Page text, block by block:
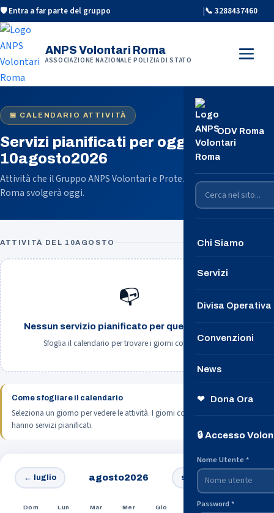
🛡️ Entra a far parte del gruppo |📞 3288437460
ANPS Volontari Roma
ASSOCIAZIONE NAZIONALE POLIZIA DI STATO
ODV Roma
Chi Siamo
Conosciamoci
→ Unisciti a
Servizi
Divisa Operativa
Convenzioni
News
Il nostro
❤ Dona Ora
🔒 Accesso
Nome Utente *
Password *
📅 CALENDARIO ATTIVITÀ
Servizi pianificati per oggi
10agosto2026
Attività che il Gruppo ANPS Volontari e Protezione Civile -
Roma svolgerà oggi.
ATTIVITÀ DEL 10AGOSTO
📭
Nessun servizio pianificato per questo giorno.
Sfoglia il calendario per trovare i giorni con attività.
Come sfogliare il calendario
Seleziona un giorno per vedere le attività. I giorni con il
hanno servizi pianificati.
← luglio agosto2026 settembre →
Dom Lun Mar Mer Gio Ven Sab